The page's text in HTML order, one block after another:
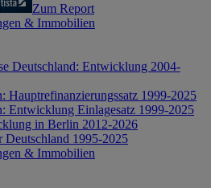
Zum Report
& Immobilien
Deutschland: Entwicklung 2004-
Hauptrefinanzierungssatz 1999-2025
Entwicklung Einlagesatz 1999-2025
in Berlin 2012-2026
Deutschland 1995-2025
& Immobilien